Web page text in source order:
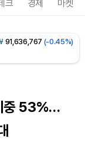
크 경제 마켓
2,711,628 (-0.26%)
₩841,453(-0.78%)
중 53%…